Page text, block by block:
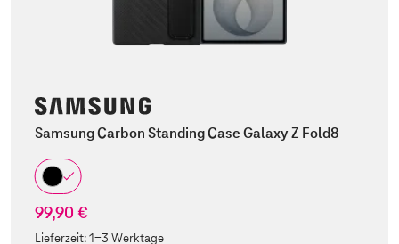
Samsung Carbon Standing Case Galaxy Z Fold8
99,90 €
Lieferzeit:1-3 Werktage